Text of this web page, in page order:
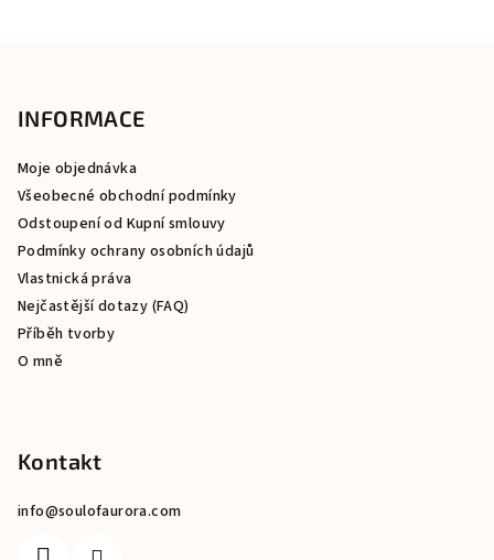
INFORMACE
Moje objednávka
Všeobecné obchodní podmínky
Odstoupení od Kupní smlouvy
Podmínky ochrany osobních údajů
Vlastnická práva
Nejčastější dotazy (FAQ)
Příběh tvorby
O mně
Kontakt
info@soulofaurora.com